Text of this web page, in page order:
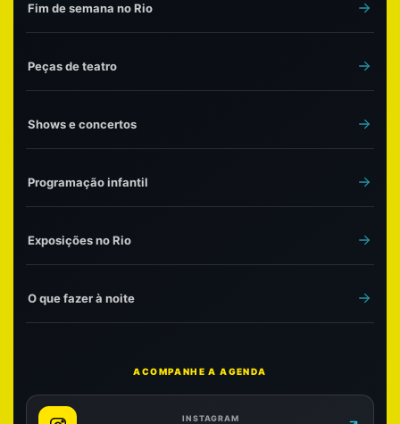
Fim de semana no Rio
Peças de teatro
Shows e concertos
Programação infantil
Exposições no Rio
O que fazer à noite
ACOMPANHE A AGENDA
INSTAGRAM